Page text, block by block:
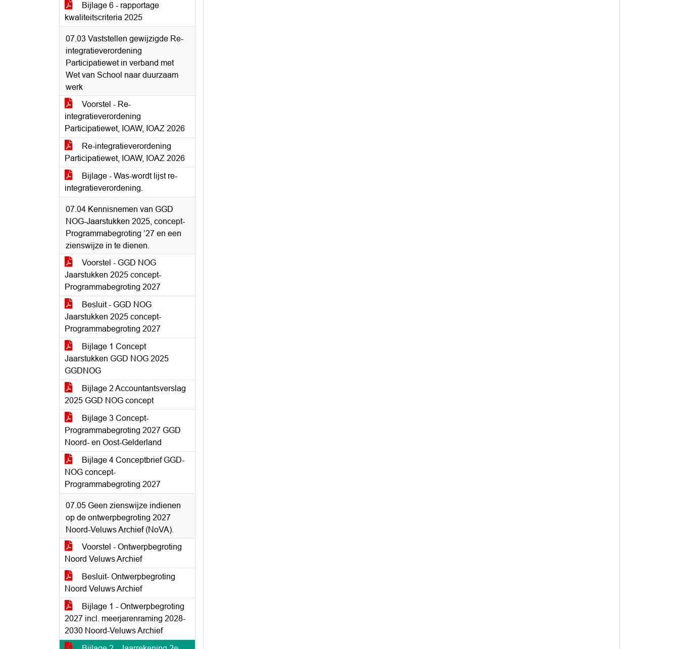
Bijlage 6 - rapportage
kwaliteitscriteria 2025
07.03 Vaststellen gewijzigde Re-
integratieverordening
Participatiewet in verband met
Wet van School naar duurzaam
werk
Voorstel - Re-
integratieverordening
Participatiewet, IOAW, IOAZ 2026
Re-integratieverordening
Participatiewet, IOAW, IOAZ 2026
Bijlage - Was-wordt lijst re-
integratieverordening.
07.04 Kennisnemen van GGD
NOG-Jaarstukken 2025, concept-
Programmabegroting ’27 en een
zienswijze in te dienen.
Voorstel - GGD NOG
Jaarstukken 2025 concept-
Programmabegroting 2027
Besluit - GGD NOG
Jaarstukken 2025 concept-
Programmabegroting 2027
Bijlage 1 Concept
Jaarstukken GGD NOG 2025
GGDNOG
Bijlage 2 Accountantsverslag
2025 GGD NOG concept
Bijlage 3 Concept-
Programmabegroting 2027 GGD
Noord- en Oost-Gelderland
Bijlage 4 Conceptbrief GGD-
NOG concept-
Programmabegroting 2027
07.05 Geen zienswijze indienen
op de ontwerpbegroting 2027
Noord-Veluws Archief (NoVA).
Voorstel - Ontwerpbegroting
Noord Veluws Archief
Besluit- Ontwerpbegroting
Noord Veluws Archief
Bijlage 1 - Ontwerpbegroting
2027 incl. meerjarenraming 2028-
2030 Noord-Veluws Archief